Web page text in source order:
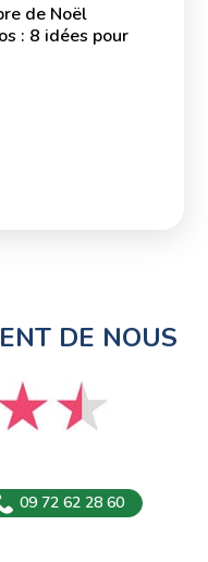
de Noël
: 8 idées pour
DE NOUS
09 72 62 28 60